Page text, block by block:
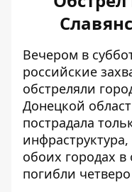
Вечером в
российские
обстреляли
Донецкой
пострадала
инфраструктура
обоих городах
погибли